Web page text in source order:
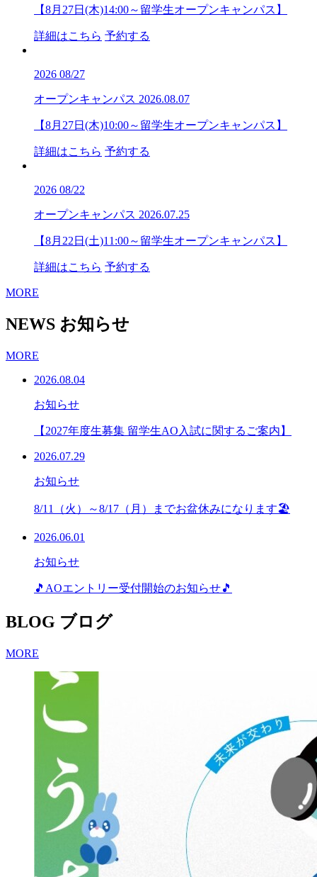
【8月27日(木)14:00～留学生オープンキャンパス】
詳細はこちら 予約する
2026 08/27
オープンキャンパス 2026.08.07
【8月27日(木)10:00～留学生オープンキャンパス】
詳細はこちら 予約する
2026 08/22
オープンキャンパス 2026.07.25
【8月22日(土)11:00～留学生オープンキャンパス】
詳細はこちら 予約する
MORE
NEWS お知らせ
MORE
2026.08.04
お知らせ
【2027年度生募集 留学生AO入試に関するご案内】
2026.07.29
お知らせ
8/11（火）～8/17（月）までお盆休みになります🏖
2026.06.01
お知らせ
🎵AOエントリー受付開始のお知らせ🎵
BLOG ブログ
MORE